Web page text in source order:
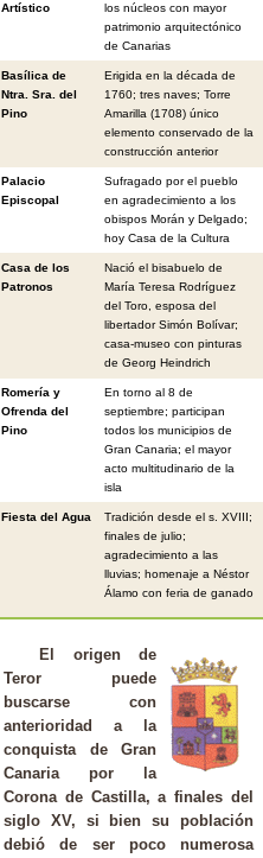
Artístico
los núcleos con mayor
patrimonio arquitectónico
de Canarias
Basílica de
Ntra. Sra. del
Pino
Erigida en la década de
1760; tres naves; Torre
Amarilla (1708) único
elemento conservado de la
construcción anterior
Palacio
Episcopal
Sufragado por el pueblo
en agradecimiento a los
obispos Morán y Delgado;
hoy Casa de la Cultura
Casa de los
Patronos
Nació el bisabuelo de
María Teresa Rodríguez
del Toro, esposa del
libertador Simón Bolívar;
casa-museo con pinturas
de Georg Heindrich
Romería y
Ofrenda del
Pino
En torno al 8 de
septiembre; participan
todos los municipios de
Gran Canaria; el mayor
acto multitudinario de la
isla
Fiesta del Agua
Tradición desde el s. XVIII;
finales de julio;
agradecimiento a las
lluvias; homenaje a Néstor
Álamo con feria de ganado
El origen de
Teror puede
buscarse con
anterioridad a la
conquista de Gran
Canaria por la
Corona de Castilla, a finales del
siglo XV, si bien su población
debió de ser poco numerosa